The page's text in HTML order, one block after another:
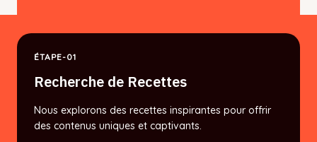
ÉTAPE-01
Recherche de Recettes
Nous explorons des recettes inspirantes pour offrir
des contenus uniques et captivants.